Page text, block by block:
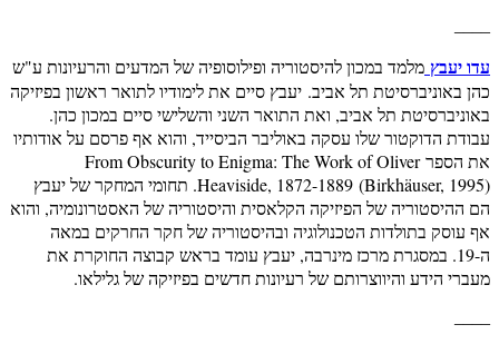
עדו יעבץ מלמד במכון להיסטוריה ופילוסופיה של המדעים והרעיונות ע"ש
כהן באוניברסיטת תל אביב. יעבץ סיים את לימודיו לתואר ראשון בפיזיקה
באוניברסיטת תל אביב, ואת התואר השני והשלישי סיים במכון כהן.
עבודת הדוקטור שלו עסקה באוליבר הביסייד, והוא אף פרסם על אודותיו
את הספר From Obscurity to Enigma: The Work of Oliver
Heaviside, 1872-1889 (Birkhäuser, 1995). תחומי המחקר של יעבץ
הם ההיסטוריה של הפיזיקה הקלאסית והיסטוריה של האסטרונומיה, והוא
אף עוסק בתולדות הטכנולוגיה ובהיסטוריה של חקר החרקים במאה
ה-19. במסגרת מרכז מינרבה, יעבץ עומד בראש קבוצה החוקרת את
מעברי הידע והיווצרותם של רעיונות חדשים בפיזיקה של גלילאו.